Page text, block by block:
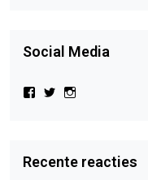
Social Media
Bekijk
Beauty-
147775071915783/?
Bekijk
op
Twitter
op
Instagram
Recente reacties